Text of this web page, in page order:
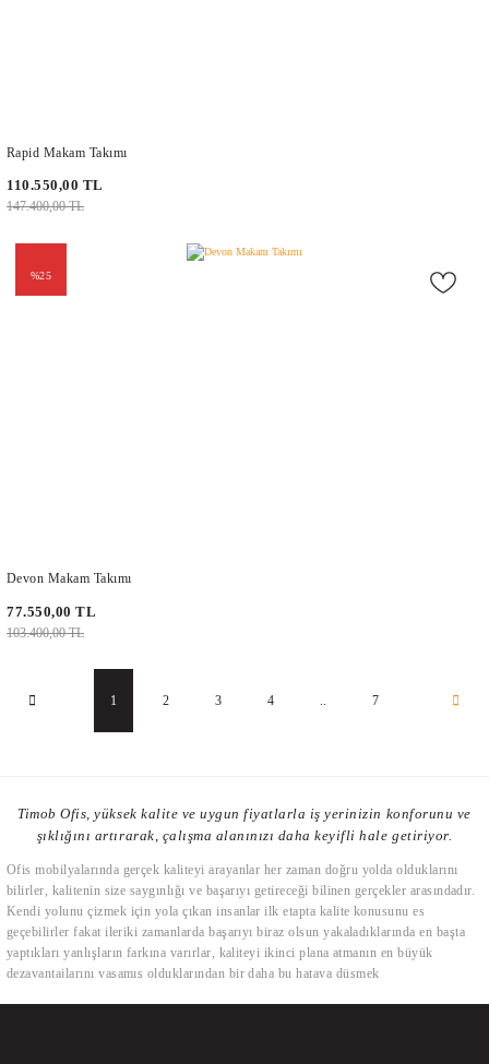
Rapid Makam Takımı
110.550,00 TL
147.400,00 TL
%25
Devon Makam Takımı
77.550,00 TL
103.400,00 TL
1 2 3 4 .. 7
Timob Ofis, yüksek kalite ve uygun fiyatlarla iş yerinizin konforunu ve
şıklığını artırarak, çalışma alanınızı daha keyifli hale getiriyor.
Ofis mobilyalarında gerçek kaliteyi arayanlar her zaman doğru yolda olduklarını
bilirler, kalitenin size saygınlığı ve başarıyı getireceği bilinen gerçekler arasındadır.
Kendi yolunu çizmek için yola çıkan insanlar ilk etapta kalite konusunu es
geçebilirler fakat ileriki zamanlarda başarıyı biraz olsun yakaladıklarında en başta
yaptıkları yanlışların farkına varırlar, kaliteyi ikinci plana atmanın en büyük
dezavantajlarını yaşamış olduklarından bir daha bu hataya düşmek